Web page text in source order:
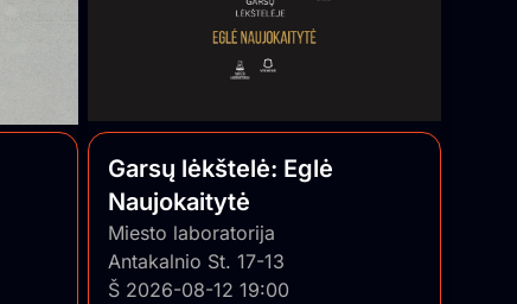
Garsų lėkštelė: Eglė
Naujokaitytė
Miesto laboratorija
Antakalnio St. 17-13
Š 2026-08-12 19:00